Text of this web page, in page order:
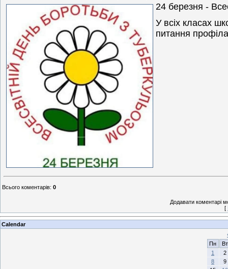
24 березня -
У всіх класах
питання
Всього коментарів: 0
Додавати коментарі
[
Calendar
Пн
Вт
1
2
8
9